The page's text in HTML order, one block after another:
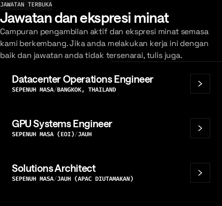
JAWATAN TERBUKA
Jawatan dan ekspresi minat
Campuran pengambilan aktif dan ekspresi minat semasa
kami berkembang. Jika anda melakukan kerja ini dengan
baik dan jawatan anda tidak tersenarai, tulis juga.
Datacenter Operations Engineer
SEPENUH MASA BANGKOK, THAILAND
GPU Systems Engineer
SEPENUH MASA (EOI) JAUH
Solutions Architect
SEPENUH MASA JAUH (APAC DIUTAMAKAN)